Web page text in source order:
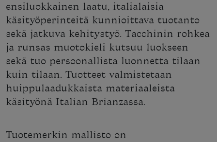
ensiluokkainen laatu, italialaisia
käsityöperinteitä kunnioittava tuotanto
sekä jatkuva kehitystyö. Tacchinin rohkea
ja runsas muotokieli kutsuu luokseen
sekä tuo persoonallista luonnetta tilaan
kuin tilaan. Tuotteet valmistetaan
huippulaadukkaista materiaaleista
käsityönä Italian Brianzassa.
Tuotemerkin mallisto on